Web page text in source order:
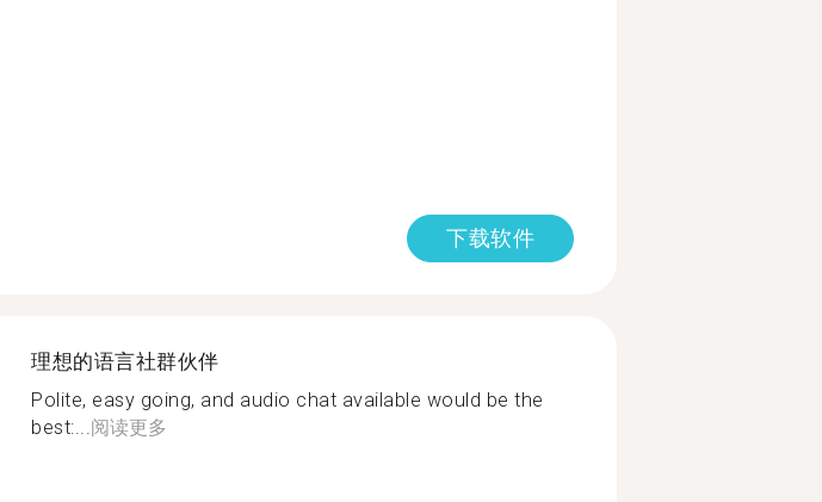
下载软件
理想的语言社群伙伴
Polite, easy going, and audio chat available would be the
best:...阅读更多